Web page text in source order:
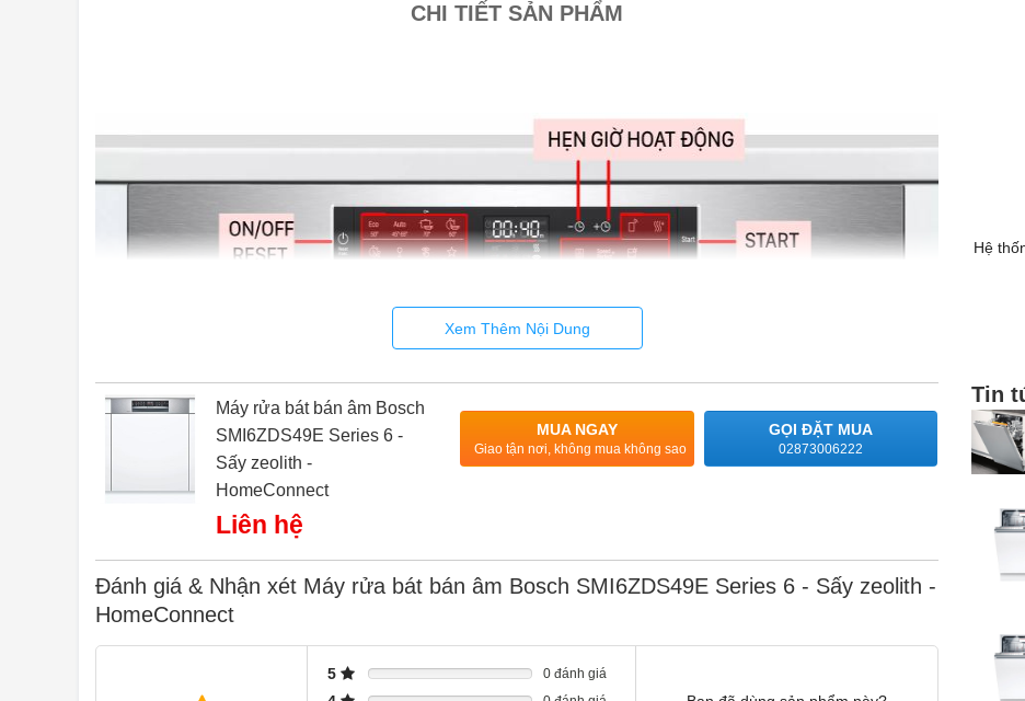
CHI TIẾT SẢN PHẨM
Xem Thêm Nội Dung
Máy rửa bát bán âm Bosch
SMI6ZDS49E Series 6 -
Sấy zeolith -
HomeConnect
Liên hệ
MUA NGAY
Giao tận nơi, không mua không sao
GỌI ĐẶT MUA
02873006222
Đánh giá & Nhận xét Máy rửa bát bán âm Bosch SMI6ZDS49E Series 6 - Sấy zeolith -
HomeConnect
5 0 đánh giá
Hệ
Tin